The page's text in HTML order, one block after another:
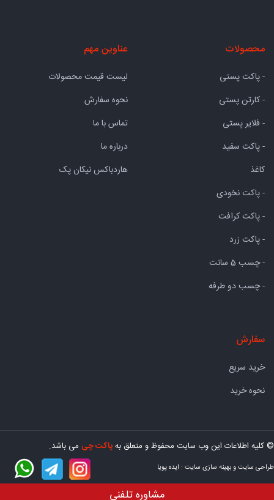
محصولات
- پاکت پستی
- کارتن پستی
- فلایر پستی
- پاکت سفید
کاغذ
- پاکت نخودی
- پاکت کرافت
- پاکت زرد
- چسب 5 سانت
- چسب دو طرفه
عناوین مهم
لیست قیمت محصولات
نحوه سفارش
تماس با ما
درباره ما
هاردباکس نیکان پک
سفارش
خرید سریع
نحوه خرید
© کلیه اطلاعات این وب سایت محفوظ و متعلق بهپاکت چی می باشد.
طراحی سایتوبهینه سازی سایت : ایده پویا
مشاوره تلفنی